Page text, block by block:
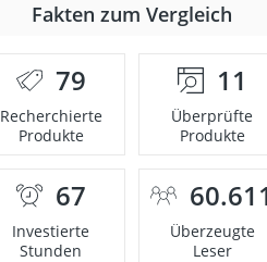
Fakten zum Vergleich
79
Recherchierte
Produkte
11
Überprüfte
Produkte
67
Investierte
Stunden
Überzeugte
Leser